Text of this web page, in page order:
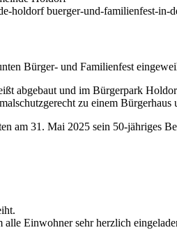
Bürger- und Familienfest
abgebaut und im Bürgerpark
zu einem Bürgerhaus
am 31. Mai 2025 sein 50-jähriges
Einwohner sehr herzlich